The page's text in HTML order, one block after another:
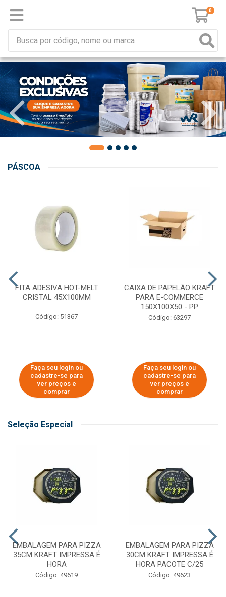
0
PÁSCOA
FITA ADESIVA HOT-MELT
CRISTAL 45X100MM
Código: 51367
Faça seu login ou
cadastre-se para
ver preços e
comprar
CAIXA DE PAPELÃO KRAFT
PARA E-COMMERCE
150X100X50 - PP
Código: 63297
Faça seu login ou
cadastre-se para
ver preços e
comprar
Seleção Especial
EMBALAGEM PARA PIZZA
35CM KRAFT IMPRESSA É
HORA
Código: 49619
EMBALAGEM PARA PIZZA
30CM KRAFT IMPRESSA É
HORA PACOTE C/25
Código: 49623